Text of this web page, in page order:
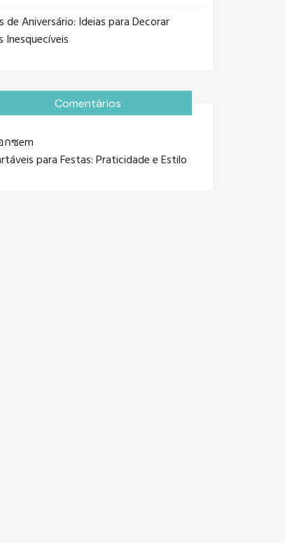
de Aniversário: Ideias para Decorar
Inesquecíveis
Comentários
กซem
para Festas: Praticidade e Estilo